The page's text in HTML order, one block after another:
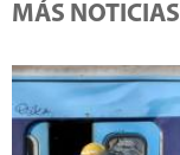
MÁS NOTICIAS